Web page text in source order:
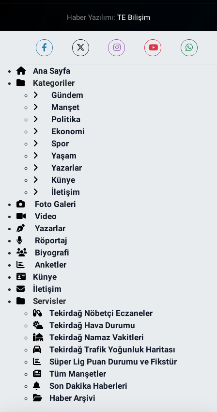
Haber Yazılımı: TE Bilişim
Ana Sayfa
Kategoriler
Gündem
Manşet
Politika
Ekonomi
Spor
Yaşam
Yazarlar
Künye
İletişim
Foto Galeri
Video
Yazarlar
Röportaj
Biyografi
Anketler
Künye
İletişim
Servisler
Tekirdağ Nöbetçi Eczaneler
Tekirdağ Hava Durumu
Tekirdağ Namaz Vakitleri
Tekirdağ Trafik Yoğunluk Haritası
Süper Lig Puan Durumu ve Fikstür
Tüm Manşetler
Son Dakika Haberleri
Haber Arşivi